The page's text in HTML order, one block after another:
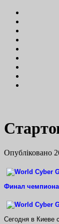
Опубліковано
Финал
Сегодня в Киеве